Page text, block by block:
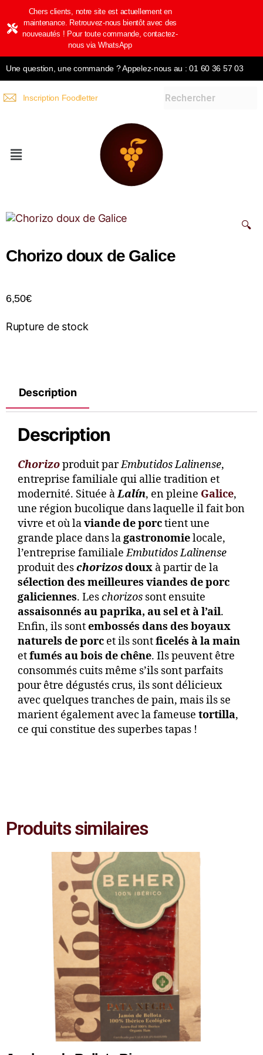
Chers clients, notre site est actuellement en
maintenance. Retrouvez-nous bientôt avec des
nouveautés ! Pour toute commande, contactez-
nous via WhatsApp
Une question, une commande ? Appelez-nous au : 01 60 36 57 03
Inscription Foodletter
🔍
Chorizo doux de Galice
6,50€
Rupture de stock
Description
Description
Chorizoproduit parEmbutidos Lalinense,
entreprise familiale qui allie tradition et
modernité. Située àLalín, en pleine Galice,
une région bucolique dans laquelle il fait bon
vivre et où laviande de porctient une
grande place dans lagastronomielocale,
l’entreprise familialeEmbutidos Lalinense
produit deschorizosdoux à partir de la
sélection des meilleures viandes de porc
galiciennes. Leschorizos sont ensuite
assaisonnés au paprika, au sel et à l’ail.
Enfin, ils sontembossés dans des boyaux
naturels de porc et ils sontficelés à la main
etfumés au bois de chêne. Ils peuvent être
consommés cuits même s’ils sont parfaits
pour être dégustés crus, ils sont délicieux
avec quelques tranches de pain, mais ils se
marient également avec la fameuse tortilla,
ce qui constitue des superbes tapas !
Produits similaires